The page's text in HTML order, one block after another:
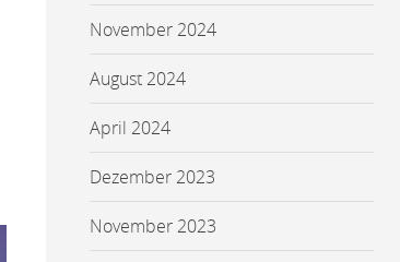
November 2024
August 2024
April 2024
Dezember 2023
November 2023